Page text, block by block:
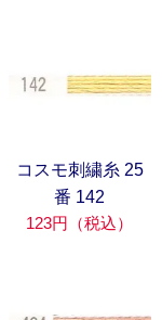
コスモ刺繍糸 25
番 142
123円（税込）